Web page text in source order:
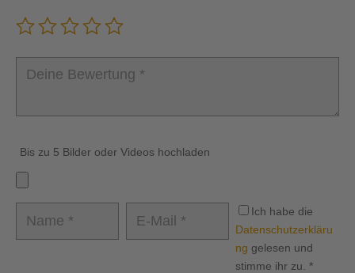
Bis zu 5 Bilder oder Videos hochladen
Ich habe die
Datenschutzerkläru
ng gelesen und
stimme ihr zu.
*